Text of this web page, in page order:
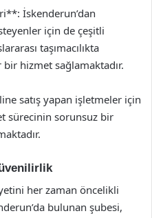
İskenderun’dan
için de çeşitli
taşımacılıkta
hizmet sağlamaktadır.
satış yapan işletmeler için
sürecinin sorunsuz bir
her zaman öncelikli
bulunan şubesi,